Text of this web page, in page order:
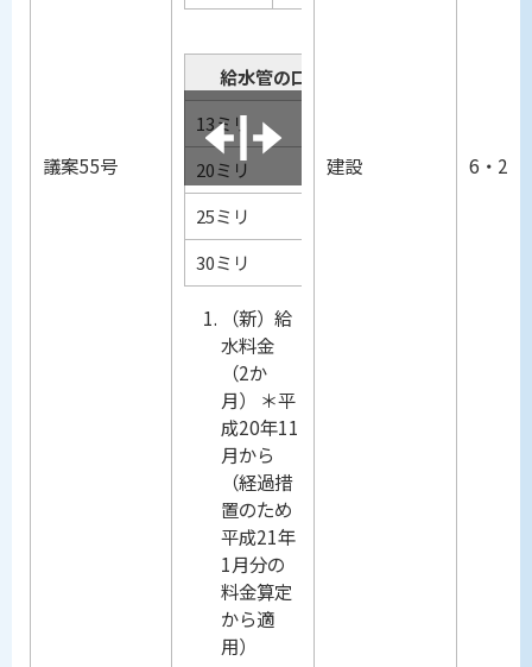
議案55号
給水管の口径
13ミリ
20ミリ
25ミリ
30ミリ
（新）給
水料金
（2か
月） ＊平
成20年11
月から
（経過措
置のため
平成21年
1月分の
料金算定
から適
用）
建設 6・25